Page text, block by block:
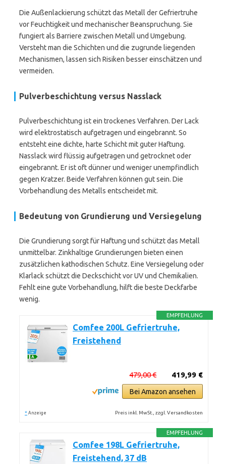
Die Außenlackierung schützt das Metall der Gefriertruhe
vor Feuchtigkeit und mechanischer Beanspruchung. Sie
fungiert als Barriere zwischen Metall und Umgebung.
Versteht man die Schichten und die zugrunde liegenden
Mechanismen, lassen sich Risiken besser einschätzen und
vermeiden.
Pulverbeschichtung versus Nasslack
Pulverbeschichtung ist ein trockenes Verfahren. Der Lack
wird elektrostatisch aufgetragen und eingebrannt. So
entsteht eine dichte, harte Schicht mit guter Haftung.
Nasslack wird flüssig aufgetragen und getrocknet oder
eingebrannt. Er ist oft dünner und weniger unempfindlich
gegen Kratzer. Beide Verfahren können gut sein. Die
Vorbehandlung des Metalls entscheidet mit.
Bedeutung von Grundierung und Versiegelung
Die Grundierung sorgt für Haftung und schützt das Metall
unmittelbar. Zinkhaltige Grundierungen bieten einen
zusätzlichen kathodischen Schutz. Eine Versiegelung oder
Klarlack schützt die Deckschicht vor UV und Chemikalien.
Fehlt eine gute Vorbehandlung, hilft die beste Deckfarbe
wenig.
EMPFEHLUNG
Comfee 200L Gefriertruhe,
Freistehend
419,99 €
479,00 €
Bei Amazon ansehen
* Anzeige Preis inkl. MwSt., zzgl. Versandkosten
EMPFEHLUNG
Comfee 198L Gefriertruhe,
Freistehend, 37 dB